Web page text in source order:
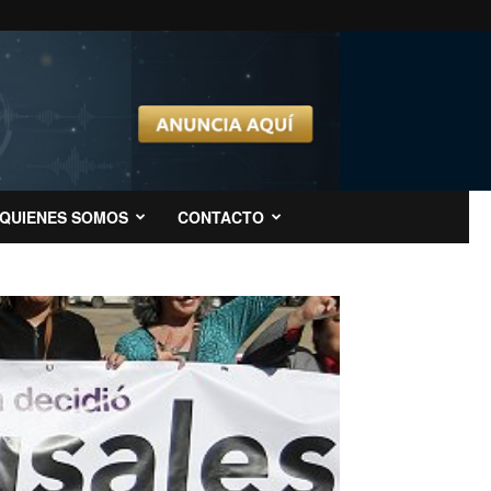
QUIENES SOMOS CONTACTO